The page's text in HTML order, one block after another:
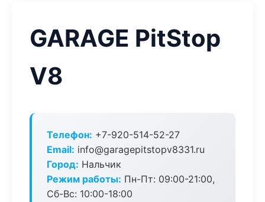
GARAGE PitStop
V8
Телефон: +7-920-514-52-27
Email: info@garagepitstopv8331.ru
Город: Нальчик
Режим работы: Пн-Пт: 09:00-21:00,
Сб-Вс: 10:00-18:00